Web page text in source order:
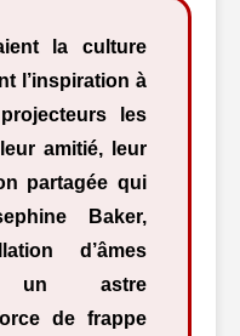
la culture
l’inspiration à
les
amitié, leur
partagée qui
Baker,
d’âmes
un astre
de frappe